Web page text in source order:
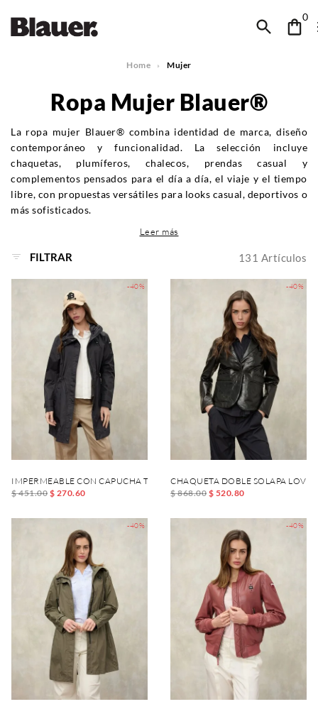
0
Home Mujer
Ropa Mujer Blauer®
La ropa mujer Blauer® combina identidad de marca, diseño
contemporáneo y funcionalidad. La selección incluye
chaquetas, plumíferos, chalecos, prendas casual y
complementos pensados para el día a día, el viaje y el tiempo
libre, con propuestas versátiles para looks casual, deportivos o
más sofisticados.
Leer más
FILTRAR 131 Artículos
-40%
IMPERMEABLE CON CAPUCHA THRUSH
$ 451.00 $ 270.60
-40%
CHAQUETA DOBLE SOLAPA
$ 868.00 $ 520.80
-40% -40%